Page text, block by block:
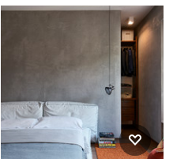
Mittelgroßes Klassisches
Hauptschlafzimmer ohne
Kamin mit beiger Wandfarbe
und dunklem Holzboden in